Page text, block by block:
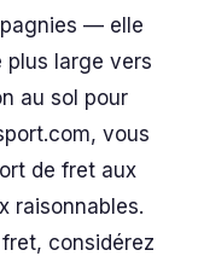
— elle
plus large vers
au sol pour
vous
de fret aux
raisonnables.
considérez